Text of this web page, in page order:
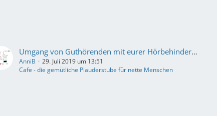
Umgang von Guthörenden mit eurer Hörbehinderung
AnniB
29. Juli 2019 um 13:51
Cafe - die gemütliche Plauderstube für nette Menschen